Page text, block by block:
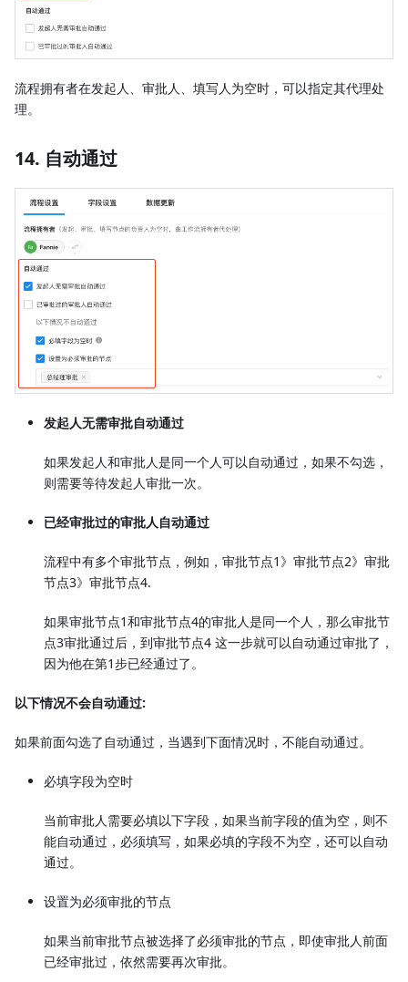
流程拥有者在发起人、审批人、填写人为空时，可以指定其代理处
理。
14. 自动通过
发起人无需审批自动通过
如果发起人和审批人是同一个人可以自动通过，如果不勾选，
则需要等待发起人审批一次。
已经审批过的审批人自动通过
流程中有多个审批节点，例如，审批节点1》审批节点2》审批
节点3》审批节点4.
如果审批节点1和审批节点4的审批人是同一个人，那么审批节
点3审批通过后，到审批节点4 这一步就可以自动通过审批了，
因为他在第1步已经通过了。
以下情况不会自动通过:
如果前面勾选了自动通过，当遇到下面情况时，不能自动通过。
必填字段为空时
当前审批人需要必填以下字段，如果当前字段的值为空，则不
能自动通过，必须填写，如果必填的字段不为空，还可以自动
通过。
设置为必须审批的节点
如果当前审批节点被选择了必须审批的节点，即使审批人前面
已经审批过，依然需要再次审批。